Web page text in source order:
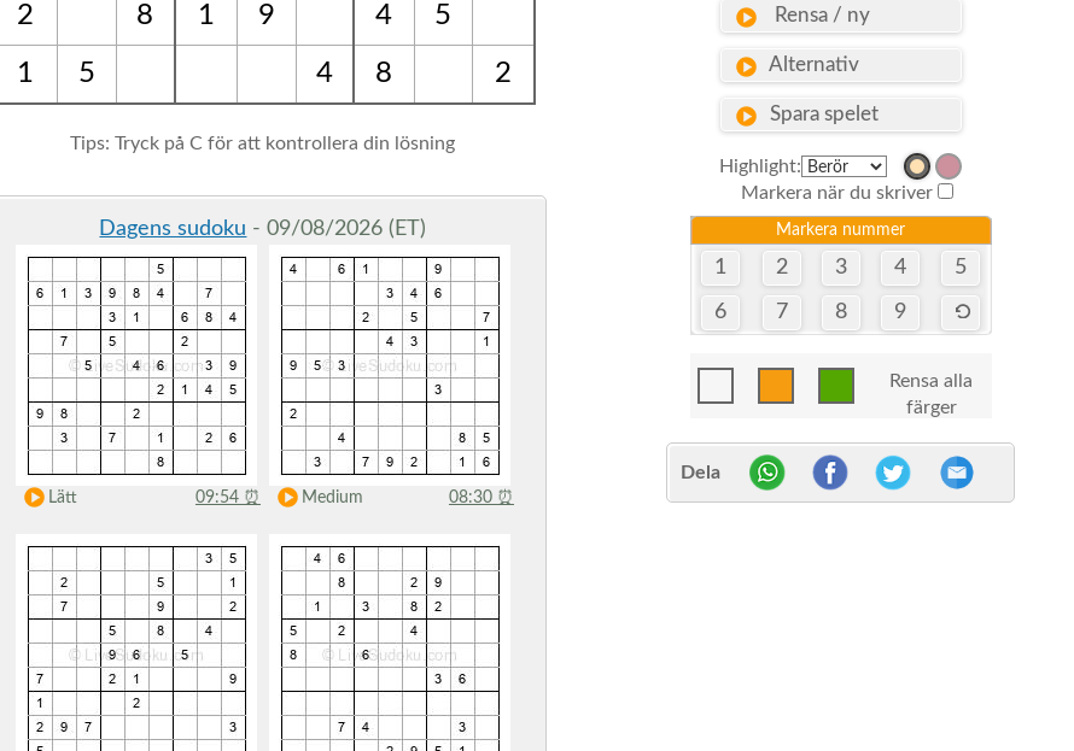
2 8 1 9 4
5
1
5 4 8 2
Tips: Tryck på C för att kontrollera din lösning
Dagens sudoku - 09/08/2026 (ET)
Lätt 09:54 ⏰ Medium 08:30 ⏰
Rensa / ny
Alternativ
Spara spelet
Highlight:
Markera när du skriver
Markera nummer
1 2 3 4 5
6 7 8 9
Rensa alla
färger
Dela